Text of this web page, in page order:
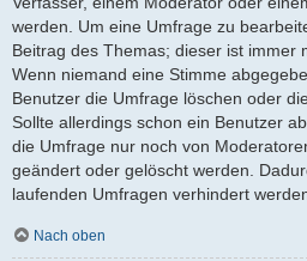
werden. Um eine Umfrage zu
Beitrag des Themas; dieser ist immer
Wenn niemand eine Stimme
Benutzer die Umfrage löschen oder
Sollte allerdings schon ein Benutzer
die Umfrage nur noch von
geändert oder gelöscht werden.
laufenden Umfragen verhindert
Nach oben